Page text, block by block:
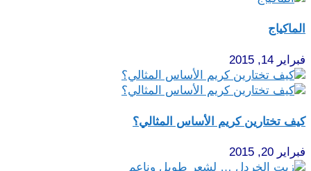
الماكياج
فبراير 14, 2015
كيف تختارين كريم الأساس المثالي؟
فبراير 20, 2015